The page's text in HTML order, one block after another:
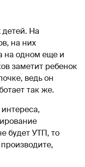
детей. На
на них
на одном еще и
заметит ребенок
ведь он
так же.
будет УТП, то